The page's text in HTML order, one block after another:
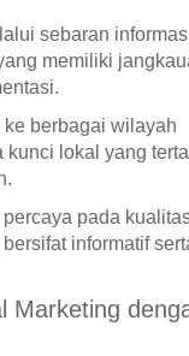
sebaran
memiliki
berbagai wilayah
lokal yang
pada
informatif
Marketing